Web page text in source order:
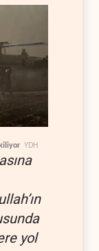
YDH
yol